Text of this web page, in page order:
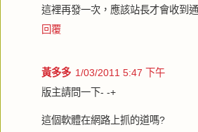
這裡再發一次，應該站長才會收到
回覆
黃多多 1/03/2011 5:47 下午
版主請問一下- -+
這個軟體在網路上抓的道嗎?